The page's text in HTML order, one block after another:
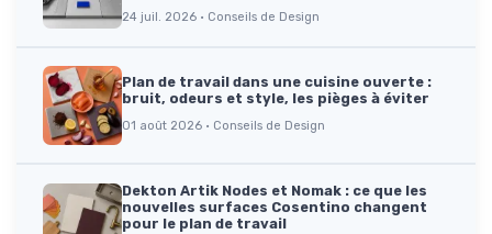
24 juil. 2026 · Conseils de Design
Plan de travail dans une cuisine ouverte :
bruit, odeurs et style, les pièges à éviter
01 août 2026 · Conseils de Design
Dekton Artik Nodes et Nomak : ce que les
nouvelles surfaces Cosentino changent
pour le plan de travail